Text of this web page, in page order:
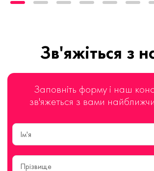
Зв'яжіться з
Заповніть форму і наш
зв'яжеться з вами